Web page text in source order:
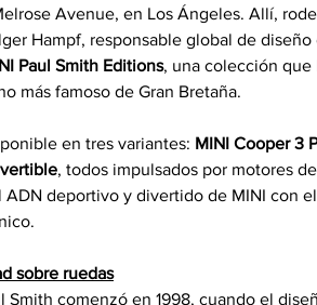
Avenue, en Los Ángeles. Allí,
Hampf, responsable global de diseño
Paul Smith Editions, una colección que
más famoso de Gran Bretaña.
en tres variantes: MINI Cooper 3
, todos impulsados por motores
ADN deportivo y divertido de MINI con
sobre ruedas
Smith comenzó en 1998, cuando el